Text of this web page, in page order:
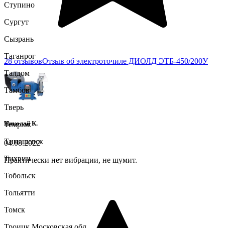
28 отзывовОтзыв об электроточиле ДИОЛД ЭТБ-450/200У
Николай К.
04.08.2022
Практически нет вибрации, не шумит.
Ступино
Сургут
Сызрань
Таганрог
Талдом
Тамбов
Тверь
Темрюк
Тимашевск
Тихвин
Тобольск
Тольятти
Томск